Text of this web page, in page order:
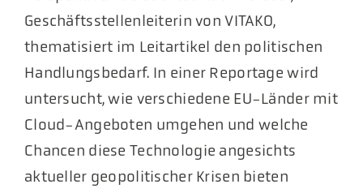
Geschäftsstellenleiterin von VITAKO,
thematisiert im Leitartikel den politischen
Handlungsbedarf. In einer Reportage wird
untersucht, wie verschiedene EU-Länder mit
Cloud-Angeboten umgehen und welche
Chancen diese Technologie angesichts
aktueller geopolitischer Krisen bieten